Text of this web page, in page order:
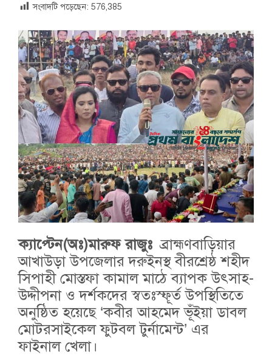
সংবাদটি পড়েছেন: 576,385
ক্যাপ্টেন(অঃ)মারুফ রাজুঃব্রাহ্মণবাড়িয়ার
আখাউড়া উপজেলার দরুইনস্থ বীরশ্রেষ্ঠ শহীদ
সিপাহী মোস্তফা কামাল মাঠে ব্যাপক উৎসাহ-
উদ্দীপনা ও দর্শকদের স্বতঃস্ফূর্ত উপস্থিতিতে
অনুষ্ঠিত হয়েছে ‘কবীর আহমেদ ভূঁইয়া ডাবল
মোটরসাইকেল ফুটবল টুর্নামেন্ট’ এর
ফাইনাল খেলা।